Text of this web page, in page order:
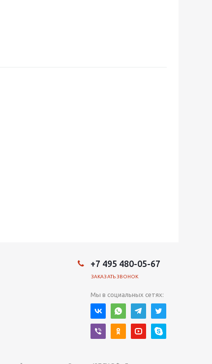
+7 495 480-05-67
ЗАКАЗАТЬ ЗВОНОК
Мы в социальных сетях: